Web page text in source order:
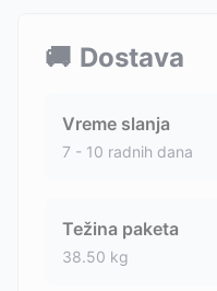
🚚 Dostava
Vreme slanja
7 - 10 radnih dana
Težina paketa
38.50 kg